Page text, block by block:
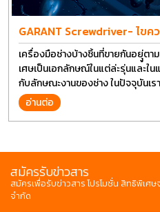
GARANT Screwdriver- ไข
เครื่องมือช่างบ้างชิ้นที่ขายกันอยุู่ต
เศษเป็นเอกลักษณ์ในแต่ล่ะรุ่นและใ
กับลักษณะงานของช่าง ในปัจจุบันเ
ไขควงกันในงานหลายประเภททำให้
อ่านต่อ
สมัครรับข่าวสาร
สมัครเพื่อรับข่าวสาร โปรโมชั่น สิทธิพิเศษ
จำกัด